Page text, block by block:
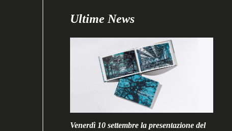
Ultime News
Venerdì 10 settembre la presentazione del